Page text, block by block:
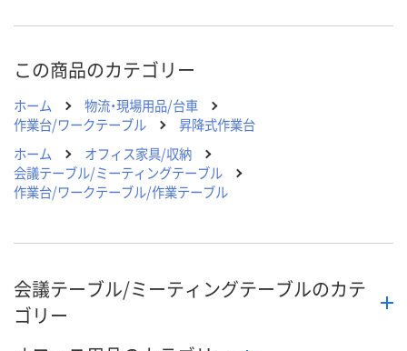
カゴへ
この商品のカテゴリー
ホーム
物流・現場用品/台車
作業台/ワークテーブル
昇降式作業台
ホーム
オフィス家具/収納
会議テーブル/ミーティングテーブル
作業台/ワークテーブル/作業テーブル
会議テーブル/ミーティングテーブルのカテ
ゴリー